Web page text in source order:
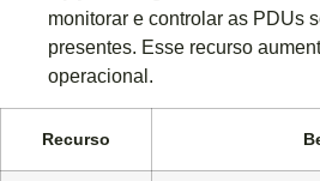
monitorar e controlar as PDUs
presentes. Esse recurso
operacional.
Recurso